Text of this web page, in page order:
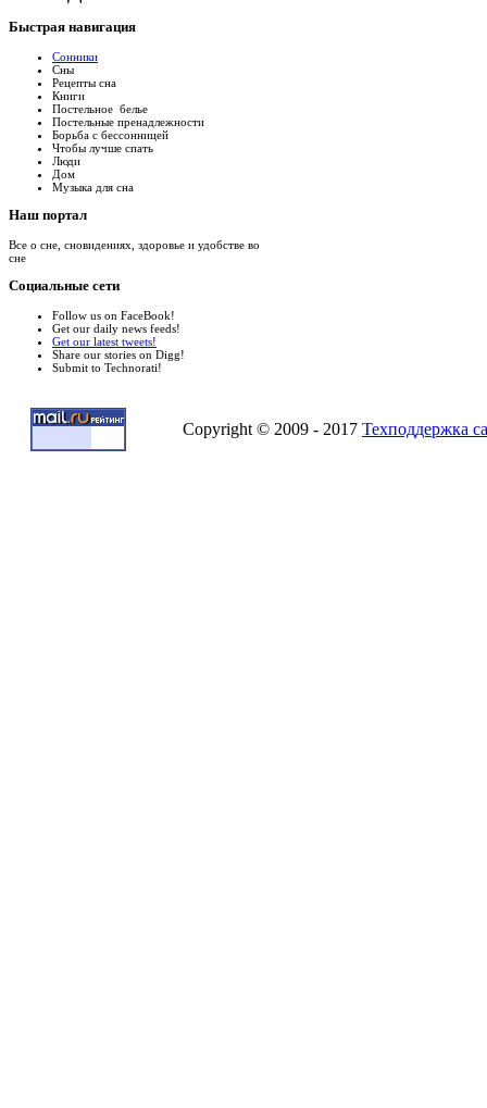
Быстрая навигация
Сонники
Сны
Рецепты сна
Книги
Постельное белье
Постельные пренадлежности
Борьба с бессонницей
Чтобы лучше спать
Люди
Дом
Музыка для сна
Наш портал
Все о сне, сновидениях, здоровье и удобстве во
сне
Социальные сети
Follow us on FaceBook!
Get our daily news feeds!
Get our latest tweets!
Share our stories on Digg!
Submit to Technorati!
Copyright © 2009 - 2017 Техподдержка